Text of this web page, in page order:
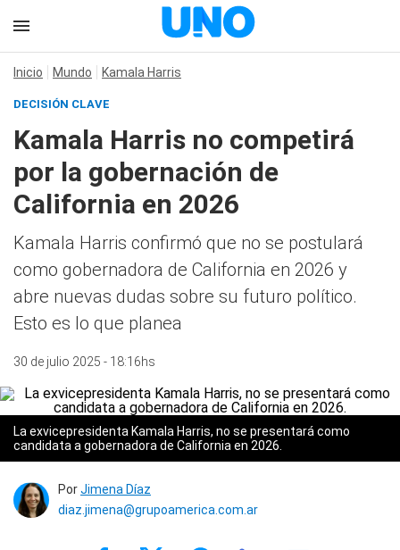
Inicio Mundo Kamala Harris
DECISIÓN CLAVE
Kamala Harris no competirá
por la gobernación de
California en 2026
Kamala Harris confirmó que no se postulará
como gobernadora de California en 2026 y
abre nuevas dudas sobre su futuro político.
Esto es lo que planea
30 de julio 2025 - 18:16hs
La exvicepresidenta Kamala Harris, no se presentará como
candidata a gobernadora de California en 2026.
PorJimena Díaz
diaz.jimena@grupoamerica.com.ar